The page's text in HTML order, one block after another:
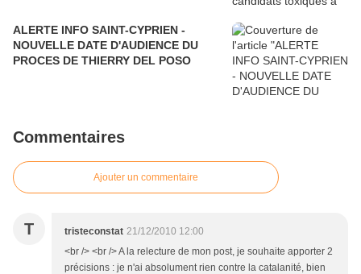
ALERTE INFO SAINT-CYPRIEN -
NOUVELLE DATE D'AUDIENCE DU
PROCES DE THIERRY DEL POSO
Commentaires
Ajouter un commentaire
T tristeconstat 21/12/2010 12:00
<br /> <br /> A la relecture de mon post, je souhaite apporter 2
précisions : je n'ai absolument rien contre la catalanité, bien